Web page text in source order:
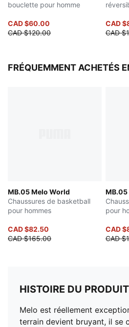
bouclette pour homme
CAD $60.00
CAD $120.00
CAD
CAD
FRÉQUEMMENT ACHETÉS
MB.05 Melo World
Chaussures de basketball
pour hommes
CAD $82.50
CAD $165.00
MB.05
pour
CAD
CAD
HISTOIRE DU PRODUIT
Melo est réellement
terrain devient bruyant, il se